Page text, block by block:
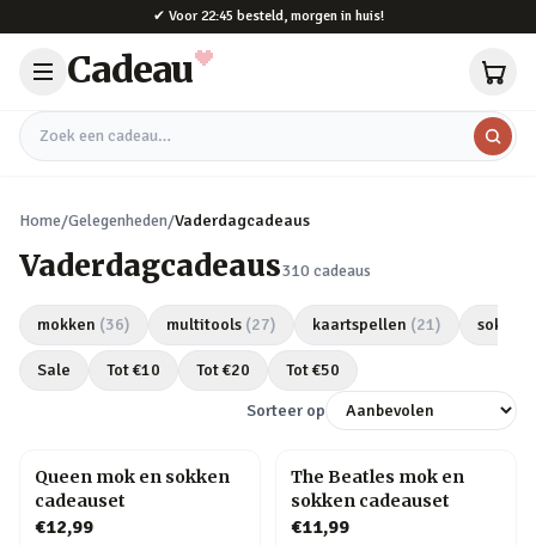
✔ Voor 22:45 besteld, morgen in huis!
Cadeau
Zoek een cadeau
Home/Gelegenheden/Vaderdagcadeaus
Vaderdagcadeaus310 cadeaus
mokken (36) multitools (27) kaartspellen (21) sokken
Sale Tot €10 Tot €20 Tot €50
Sorteer op
Queen mok en sokken
cadeauset
€12,99
The Beatles mok en
sokken cadeauset
€11,99